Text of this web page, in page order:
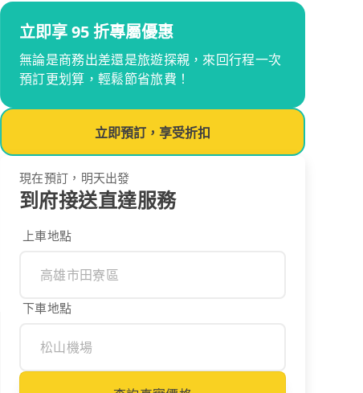
立即享 95 折專屬優惠
無論是商務出差還是旅遊探親，來回行程一次
預訂更划算，輕鬆節省旅費！
立即預訂，享受折扣
現在預訂，明天出發
到府接送直達服務
上車地點
下車地點